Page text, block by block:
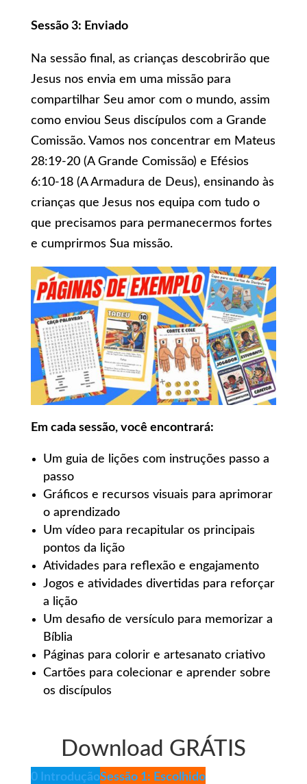
Sessão 3: Enviado
Na sessão final, as crianças descobrirão que
Jesus nos envia em uma missão para
compartilhar Seu amor com o mundo, assim
como enviou Seus discípulos com a Grande
Comissão. Vamos nos concentrar em Mateus
28:19-20 (A Grande Comissão) e Efésios
6:10-18 (A Armadura de Deus), ensinando às
crianças que Jesus nos equipa com tudo o
que precisamos para permanecermos fortes
e cumprirmos Sua missão.
Em cada sessão, você encontrará:
Um guia de lições com instruções passo a
passo
Gráficos e recursos visuais para aprimorar
o aprendizado
Um vídeo para recapitular os principais
pontos da lição
Atividades para reflexão e engajamento
Jogos e atividades divertidas para reforçar
a lição
Um desafio de versículo para memorizar a
Bíblia
Páginas para colorir e artesanato criativo
Cartões para colecionar e aprender sobre
os discípulos
Download GRÁTIS
0 IntroduçãoSessão 1: Escolhido